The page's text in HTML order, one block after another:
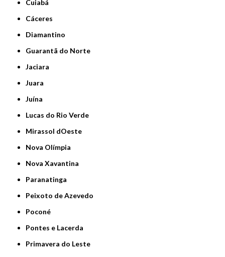
Cuiabá
Cáceres
Diamantino
Guarantã do Norte
Jaciara
Juara
Juína
Lucas do Rio Verde
Mirassol dOeste
Nova Olímpia
Nova Xavantina
Paranatinga
Peixoto de Azevedo
Poconé
Pontes e Lacerda
Primavera do Leste